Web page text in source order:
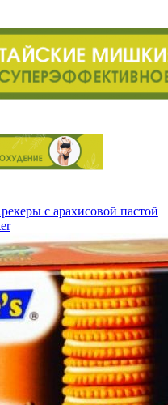
с арахисовой пастой